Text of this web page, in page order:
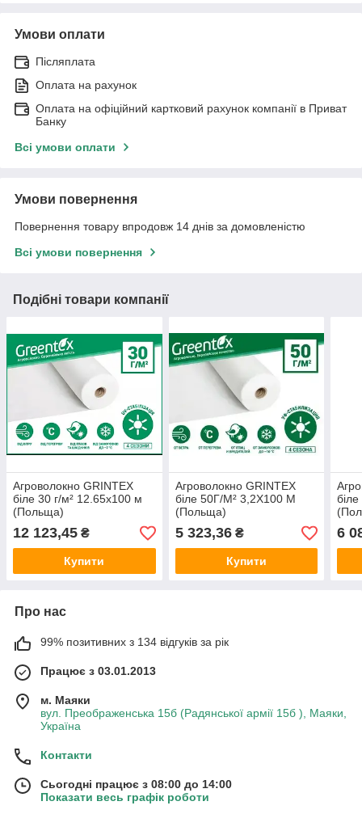
Умови оплати
Післяплата
Оплата на рахунок
Оплата на офіційний картковий рахунок компанії в Приват
Банку
Всі умови оплати
Умови повернення
Повернення товару впродовж 14 днів за домовленістю
Всі умови повернення
Подібні товари компанії
Агроволокно GRINTEX
біле 30 г/м² 12.65х100 м
(Польща)
12 123,45 ₴
Купити
Агроволокно GRINTEX
біле 50Г/М² 3,2Х100 М
(Польща)
5 323,36₴
Купити
6
Про нас
99% позитивних з 134 відгуків за рік
Працює з 03.01.2013
м. Маяки
вул. Преображенська 15б (Радянської армії 15б ), Маяки,
Україна
Контакти
Сьогодні працює з 08:00 до 14:00
Показати весь графік роботи